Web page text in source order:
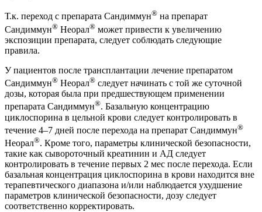
Т.к. переход с препарата Сандиммун® на препарат
Сандиммун® Неорал® может привести к увеличению
экспозиции препарата, следует соблюдать следующие
правила.
У пациентов после трансплантации лечение препаратом
Сандиммун® Неорал® следует начинать с той же суточной
дозы, которая была при предшествующем применении
препарата Сандиммун®. Базальную концентрацию
циклоспорина в цельной крови следует контролировать в
течение 4–7 дней после перехода на препарат Сандиммун®
Неорал®. Кроме того, параметры клинической безопасности,
такие как сывороточный креатинин и АД следует
контролировать в течение первых 2 мес после перехода. Если
базальная концентрация циклоспорина в крови находится вне
терапевтического диапазона и/или наблюдается ухудшение
параметров клинической безопасности, дозу следует
соответственно корректировать.